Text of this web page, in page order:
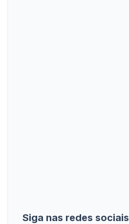
Siga nas redes sociais